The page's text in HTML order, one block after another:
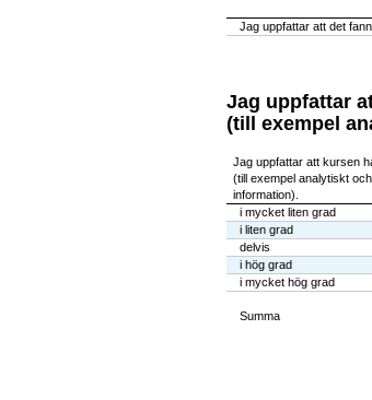
Jag uppfattar att det
Jag uppfattar
(till exempel
Jag uppfattar att kursen
(till exempel analytiskt
information).
i mycket liten grad
i liten grad
delvis
i hög grad
i mycket hög grad
Summa